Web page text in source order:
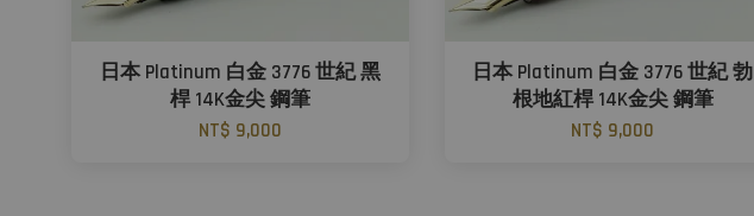
日本 Platinum 白金 3776 世紀 黑
桿 14K金尖 鋼筆
NT$ 9,000
日本 Platinum 白金 3776 世紀 勃
根地紅桿 14K金尖 鋼筆
NT$ 9,000